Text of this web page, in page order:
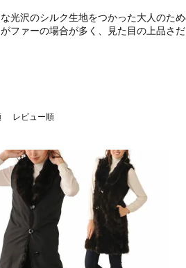
光沢のシルク生地をつかった大人のた
ファーの場合が多く、見た目の上品さ
レビュー順